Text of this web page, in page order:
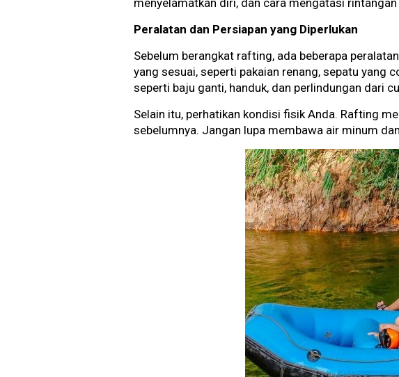
menyelamatkan diri, dan cara mengatasi
Peralatan dan Persiapan yang Diperlukan
Sebelum berangkat rafting, ada beberapa
yang sesuai, seperti pakaian renang, sepatu yang
seperti baju ganti, handuk, dan perlindungan dari
Selain itu, perhatikan kondisi fisik Anda. Rafting
sebelumnya. Jangan lupa membawa air minum